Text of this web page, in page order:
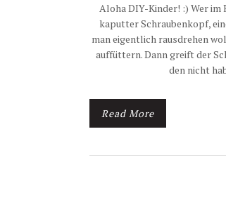
Aloha DIY-Kinder! :) Wer
kaputter Schraubenkopf,
man eigentlich rausdrehen
auffüttern. Dann greift der
den nicht
Read More